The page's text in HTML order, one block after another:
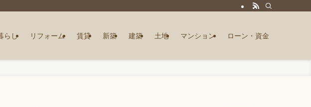
らし リフォーム 賃貸 新築 建築 土地 マンション ローン・資金